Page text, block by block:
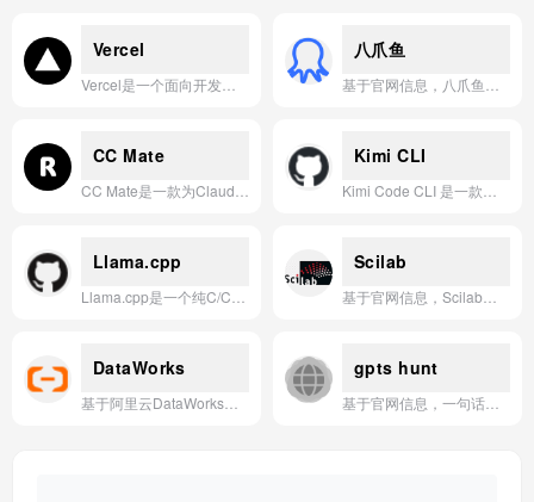
Vercel 八爪鱼
CC Mate Kimi CLI
Llama.cpp Scilab
DataWorks gpts hunt